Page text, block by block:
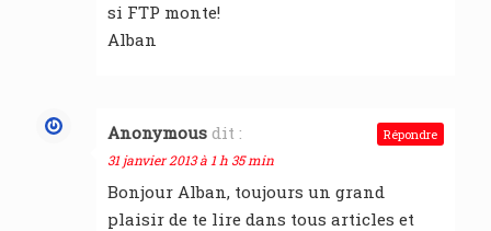
si FTP monte!
Alban
Anonymous dit :
31 janvier 2013 à 1 h 35 min
Bonjour Alban, toujours un grand
plaisir de te lire dans tous articles et
Répondre